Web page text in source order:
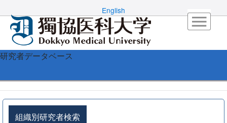
English
研究者データベース
組織別研究者検索